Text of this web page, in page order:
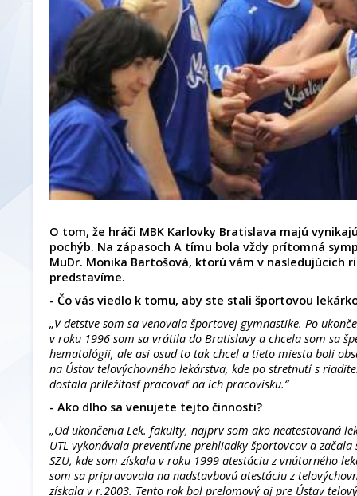
O tom, že hráči MBK Karlovky Bratislava majú
pochýb. Na zápasoch A tímu bola vždy prítomná
MuDr. Monika Bartošová, ktorú vám v nasledujúcich
predstavíme.
- Čo vás viedlo k tomu, aby ste stali športovou
„V detstve som sa venovala športovej gymnastike. Po
v roku 1996 som sa vrátila do Bratislavy a chcela som sa
hematológii, ale asi osud to tak chcel a tieto miesta boli
na Ústav telovýchovného lekárstva, kde po stretnutí s
dostala príležitosť pracovať na ich pracovisku.“
- Ako dlho sa venujete tejto činnosti?
„Od ukončenia Lek. fakulty, najprv som ako neatestovaná
UTL vykonávala preventívne prehliadky športovcov a
SZU, kde som získala v roku 1999 atestáciu z vnútorného
som sa pripravovala na nadstavbovú atestáciu z
získala v r.2003. Tento rok bol prelomový aj pre Ústav